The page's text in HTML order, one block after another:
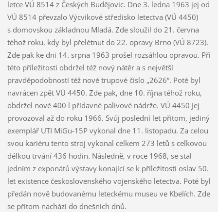
letce VÚ 8514 z Českých Budějovic. Dne 3. ledna 1963 jej od
VÚ 8514 převzalo Výcvikové středisko letectva (VÚ 4450)
s domovskou základnou Mladá. Zde sloužil do 21. června
téhož roku, kdy byl přelétnut do 22. opravy Brno (VÚ 8723).
Zde pak ke dni 14. srpna 1963 prošel rozsáhlou opravou. Při
této příležitosti obdržel též nový nátěr a s největší
pravděpodobností též nové trupové číslo „2626“. Poté byl
navrácen zpět VÚ 4450. Zde pak, dne 10. října téhož roku,
obdržel nové 400 l přídavné palivové nádrže. VÚ 4450 Jej
provozoval až do roku 1966. Svůj poslední let přitom, jediný
exemplář UTI MiGu-15P vykonal dne 11. listopadu. Za celou
svou kariéru tento stroj vykonal celkem 273 letů s celkovou
délkou trvání 436 hodin. Následně, v roce 1968, se stal
jedním z exponátů výstavy konající se k příležitosti oslav 50.
let existence československého vojenského letectva. Poté byl
předán nově budovanému leteckému museu ve Kbelích. Zde
se přitom nachází do dnešních dnů.